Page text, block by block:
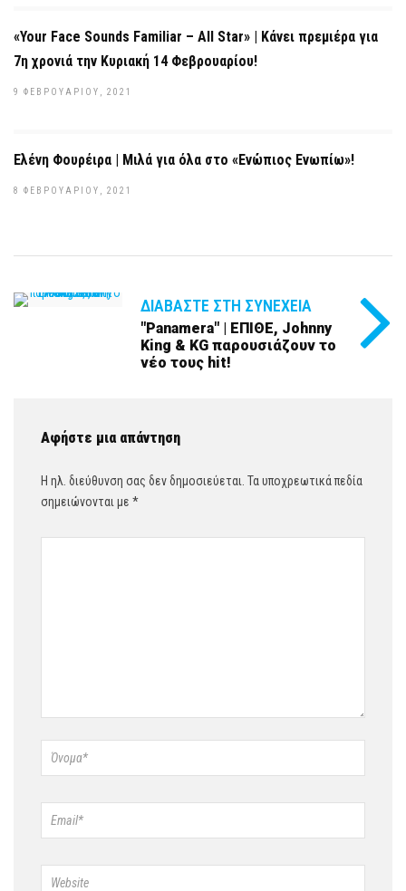
«Your Face Sounds Familiar – All Star» | Κάνει πρεμιέρα για
7η χρονιά την Κυριακή 14 Φεβρουαρίου!
9 ΦΕΒΡΟΥΑΡΊΟΥ, 2021
Ελένη Φουρέιρα | Μιλά για όλα στο «Ενώπιος Ενωπίω»!
8 ΦΕΒΡΟΥΑΡΊΟΥ, 2021
ΔΙΑΒΆΣΤΕ ΣΤΗ ΣΥΝΈΧΕΙΑ
"Panamera" | ΕΠΙΘΕ, Johnny
King & KG παρουσιάζουν το
νέο τους hit!
Αφήστε μια απάντηση
Η ηλ. διεύθυνση σας δεν δημοσιεύεται. Τα υποχρεωτικά πεδία
σημειώνονται με *